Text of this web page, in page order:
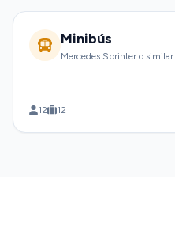
Minibús
Mercedes Sprinter o
12 12